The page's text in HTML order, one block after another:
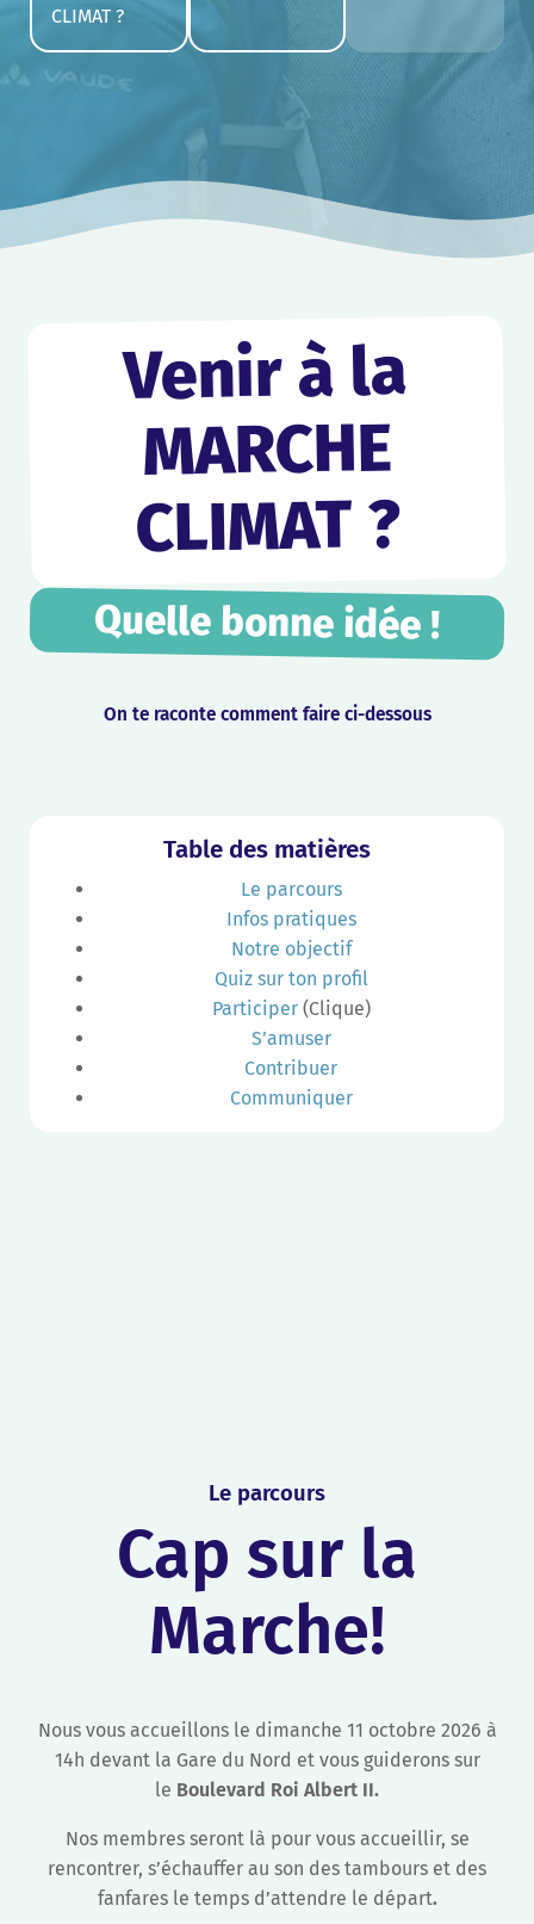
CLIMAT ?
Venir à la
MARCHE
CLIMAT ?
Quelle bonne idée !
On te raconte comment faire ci-dessous
Table des matières
Le parcours
Infos pratiques
Notre objectif
Quiz sur ton profil
Participer(Clique)
S’amuser
Contribuer
Communiquer
Le parcours
Cap sur la
Marche!
Nous vous accueillons le dimanche 11 octobre 2026 à
14h devant la Gare du Nord et vous guiderons sur
le Boulevard Roi Albert II.
Nos membres seront là pour vous accueillir, se
rencontrer, s’échauffer au son des tambours et des
fanfares le temps d’attendre le départ.